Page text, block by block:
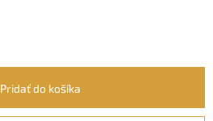
Pridať do košíka